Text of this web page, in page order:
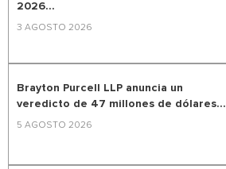
2026...
3 AGOSTO 2026
Brayton Purcell LLP anuncia un
veredicto de 47 millones de dólares...
5 AGOSTO 2026